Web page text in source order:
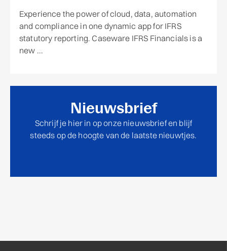
Experience the power of cloud, data, automation
and compliance in one dynamic app for IFRS
statutory reporting. Caseware IFRS Financials is a
new ...
Nieuwsbrief
Schrijf je hier in op onze nieuwsbrief en blijf
steeds op de hoogte van de laatste nieuwtjes.